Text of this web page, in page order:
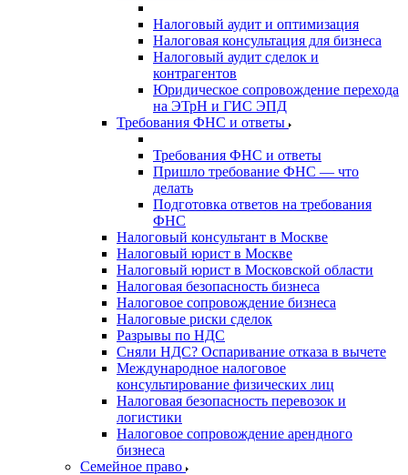
Налоговый аудит и оптимизация
Налоговая консультация для бизнеса
Налоговый аудит сделок и
контрагентов
Юридическое сопровождение перехода
на ЭТрН и ГИС ЭПД
Требования ФНС и ответы
Требования ФНС и ответы
Пришло требование ФНС — что
делать
Подготовка ответов на требования
ФНС
Налоговый консультант в Москве
Налоговый юрист в Москве
Налоговый юрист в Московской области
Налоговая безопасность бизнеса
Налоговое сопровождение бизнеса
Налоговые риски сделок
Разрывы по НДС
Сняли НДС? Оспаривание отказа в вычете
Международное налоговое
консультирование физических лиц
Налоговая безопасность перевозок и
логистики
Налоговое сопровождение арендного
бизнеса
Семейное право